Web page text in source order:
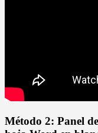
Método 2: Panel